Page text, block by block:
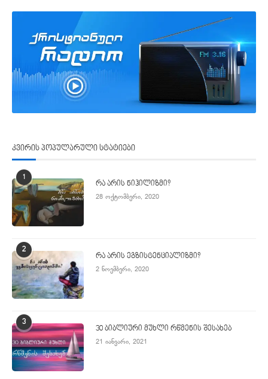
კვირის პოპულარული სტატიები
1
რა არის ნიჰილიზმი?
28 ოქტომბერი, 2020
2
რა არის ეგზისტენციალიზმი?
2 ნოემბერი, 2020
3
30 ბიბლიური მუხლი რწმენის შესახებ
21 იანვარი, 2021